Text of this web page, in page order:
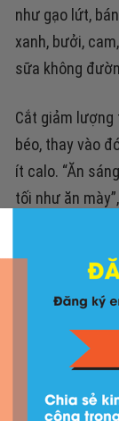
như gạo lứt,
xanh, bưởi,
sữa không
Cắt giảm
béo, thay vào
ít calo. “Ăn
tối như ăn
hơn và tốt cho
việc riêng vừa
soát lượng đồ
Uống nhiều